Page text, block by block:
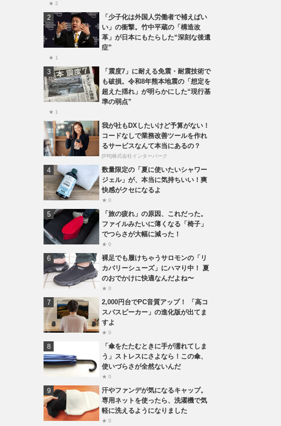
★ 2
「少子化は外国人労働者で補えばい
い」の衝撃。竹中平蔵の「構造改
革」が日本にもたらした“深刻な後遺
症”
★ 1
「震度7」に耐える免震・耐震技術で
も破損。令和8年熊本地震の「想定を
超えた揺れ」が明らかにした“現行基
準の弱点”
★ 1
我が社もDXしたいけど予算がない！
コードなしで業務改善ツールを作れ
るサービスなんて本当にあるの？
[PR]株式会社インターパーク
数量限定の「夏に使いたいシャワー
ジェル」が、本当に気持ちいい！爽
快感がクセになるよ
★ 0
「旅の疲れ」の原因、これだった。
ファイルみたいに薄くなる「椅子」
でつらさが大幅に減った！
★ 0
裸足でも履けちゃうサロモンの「リ
カバリーシューズ」にハマり中！ 夏
のおでかけに快適なんだよね〜
★ 0
2,000円台でPC音質アップ！ 「高コ
スパスピーカー」の進化版が出てま
すよ
★ 0
「傘をたたむときに手が濡れてしま
う」ストレスにさよなら！この傘、
使いづらさが全然ないんだ
★ 0
汗やファンデが気になるキャップ。
専用ネットを使ったら、洗濯機で気
軽に洗えるようになりました
★ 0